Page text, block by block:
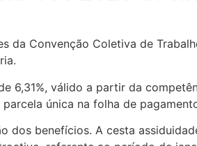
da Convenção Coletiva de
6,31%, válido a partir da
única na folha de
dos benefícios. A cesta